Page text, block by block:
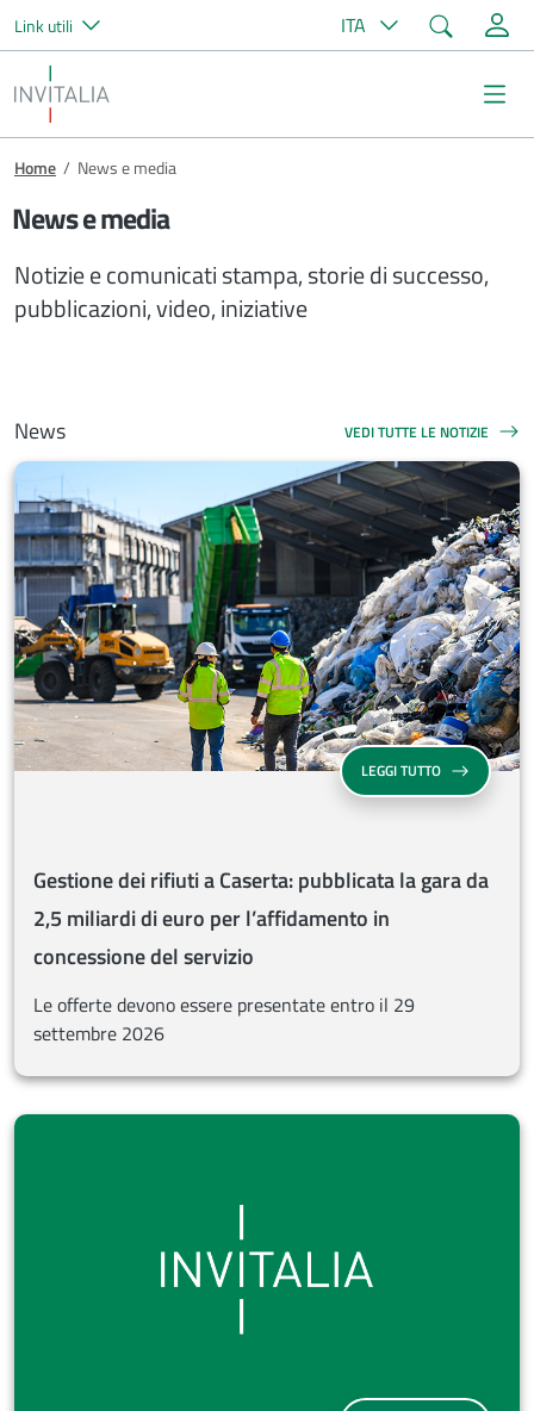
Salta al contenuto principale
Link utili ITA Cerca
Invitalia
Briciole di pane
Home / News e media
News e media
Notizie e comunicati stampa, storie di successo,
pubblicazioni, video, iniziative
News VEDI TUTTE LE NOTIZIE
NEWS
LEGGI TUTTOGESTIONE DEI
Gestione dei rifiuti a Caserta: pubblicata la gara da
2,5 miliardi di euro per l’affidamento in
concessione del servizio
Le offerte devono essere presentate entro il 29
settembre 2026